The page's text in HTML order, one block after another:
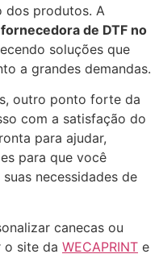
dos produtos. A
fornecedora de DTF no
soluções que
a grandes demandas.
outro ponto forte da
com a satisfação do
para ajudar,
para que você
necessidades de
canecas ou
o site da WECAPRINT e